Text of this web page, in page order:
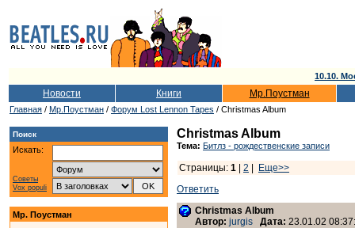
10.10.
Новости Книги Мр.Поустман
Главная / Мр.Поустман / Форум Lost Lennon Tapes / Christmas Album
Поиск
Искать:
Советы
Vox populi
Мр. Поустман
Christmas Album
Тема: Битлз - рождественские записи
Страницы: 1 2
Еще>>
Ответить
Christmas Album
Автор: jurgis Дата: 23.01.02